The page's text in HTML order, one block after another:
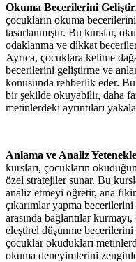
Okuma Becerilerini
çocukların okuma
tasarlanmıştır. Bu kurslar,
odaklanma ve dikkat
Ayrıca, çocuklara kelime
becerilerini geliştirme ve
konusunda rehberlik eder.
bir şekilde okuyabilir, daha
metinlerdeki ayrıntıları
Anlama ve Analiz
kursları, çocukların
özel stratejiler sunar. Bu
analiz etmeyi öğretir, ana
çıkarımlar yapma
arasında bağlantılar
eleştirel düşünme
çocuklar okudukları
okuma deneyimlerini